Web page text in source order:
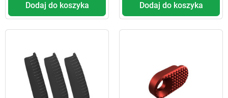
Dodaj do koszyka Dodaj do koszyka